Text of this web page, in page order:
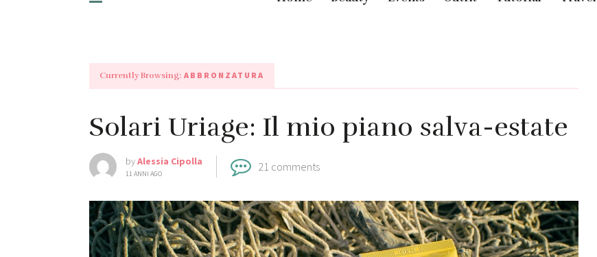
Currently Browsing: ABBRONZATURA
Solari Uriage: Il mio piano salva-estate
byAlessia Cipolla
11 ANNI AGO
21 comments